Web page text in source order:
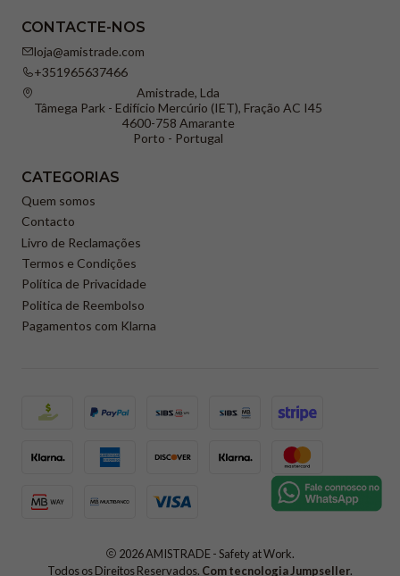
CONTACTE-NOS
loja@amistrade.com
+351965637466
Amistrade, Lda
Tâmega Park - Edifício Mercúrio (IET), Fração AC I45
4600-758 Amarante
Porto - Portugal
CATEGORIAS
Quem somos
Contacto
Livro de Reclamações
Termos e Condições
Política de Privacidade
Politica de Reembolso
Pagamentos com Klarna
2026 AMISTRADE - Safety at Work.
Todos os Direitos Reservados. Com tecnologia Jumpseller.